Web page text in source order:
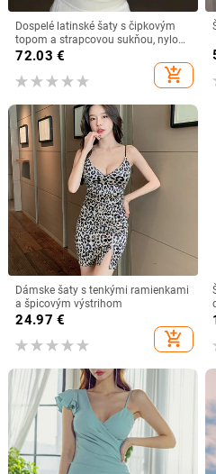
Dospelé latinské šaty s čipkovým
topom a strapcovou sukňou, nylon
95%+, textúra pokrčená, jeseň 2024
72.03 €
add_shopping_cart
Dámske šaty s tenkými ramienkami
a špicovým výstrihom
24.97 €
add_shopping_cart